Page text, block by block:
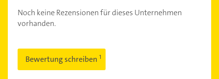
Noch keine Rezensionen für dieses Unternehmen
vorhanden.
Bewertung schreiben